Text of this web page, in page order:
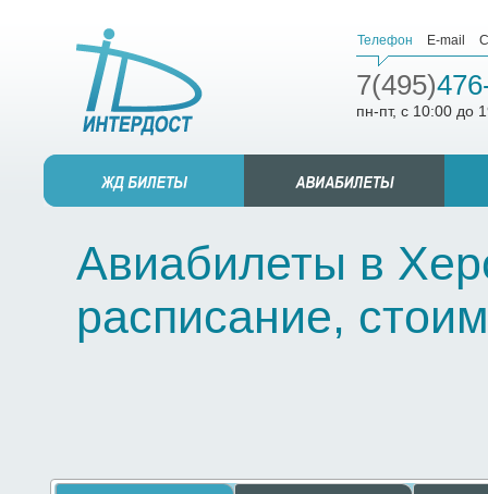
Телефон E-mail
7(495)
пн-пт, с 10:00 до
Авиабилеты в
расписание,